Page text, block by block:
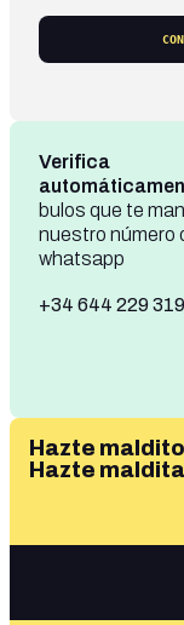
Verifica
bulos que te
nuestro número
whatsapp
+34 644 229 319
Hazte
Hazte maldita